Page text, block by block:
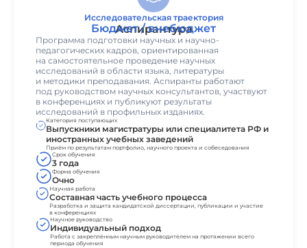
Исследовательская траектория
Аспирантура
Бюджет / внебюджет
Программа подготовки научных и научно-
педагогических кадров, ориентированная
на самостоятельное проведение научных
исследований в области языка, литературы
и методики преподавания. Аспиранты работают
под руководством научных консультантов, участвуют
в конференциях и публикуют результаты
исследований в профильных изданиях.
Категория поступающих
Выпускники магистратуры или специалитета РФ и
иностранных учебных заведений
Приём по результатам портфолио, научного проекта и собеседования
Срок обучения
3 года
Форма обучения
Очно
Научная работа
Составная часть учебного процесса
Разработка и защита кандидатской диссертации, публикации и участие
в конференциях
Научное руководство
Индивидуальный подход
Работа с закреплённым научным руководителем на протяжении всего
периода обучения